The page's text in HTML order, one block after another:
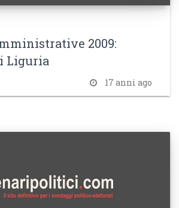
2009:
Liguria
17 anni ago